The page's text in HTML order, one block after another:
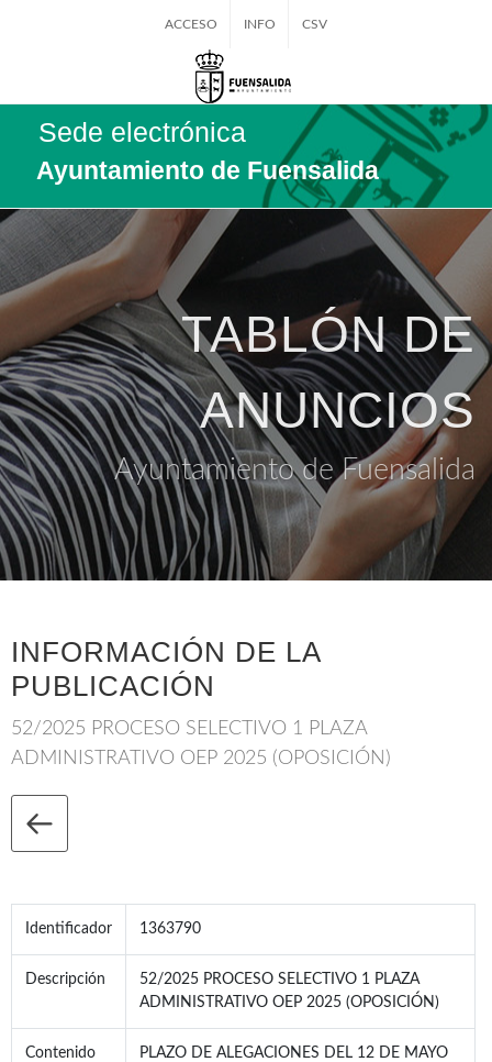
ACCESO INFO CSV
Sede electrónica
Ayuntamiento de Fuensalida
TABLÓN DE
ANUNCIOS
Ayuntamiento de Fuensalida
INFORMACIÓN DE LA
PUBLICACIÓN
52/2025 PROCESO SELECTIVO 1 PLAZA
ADMINISTRATIVO OEP 2025 (OPOSICIÓN)
Identificador 1363790
Descripción
52/2025 PROCESO SELECTIVO 1 PLAZA
ADMINISTRATIVO OEP 2025 (OPOSICIÓN)
Contenido
PLAZO DE ALEGACIONES DEL 12 DE MAYO